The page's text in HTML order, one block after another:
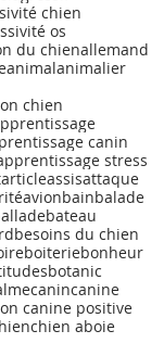
chien
os
du chienallemand
animalanimalier
chien
canin
stress
articleassisattaque
avionbainbalade
bateau
besoins du chien
boiteriebonheur
botanic
canincanine
canine positive
chien aboie